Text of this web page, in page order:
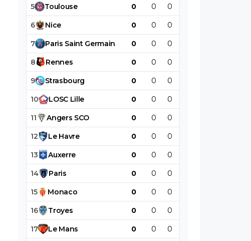
5 Toulouse 0 0 0
6 Nice 0 0 0
7 Paris Saint Germain 0 0 0
8 Rennes 0 0 0
9 Strasbourg 0 0 0
10 LOSC Lille 0 0 0
11 Angers SCO 0 0 0
12 Le Havre 0 0 0
13 Auxerre 0 0 0
14 Paris 0 0 0
15 Monaco 0 0 0
16 Troyes 0 0 0
17 Le Mans 0 0 0